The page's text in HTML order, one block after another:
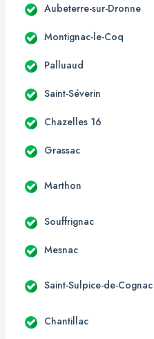
Aubeterre-sur-Dronne
Montignac-le-Coq
Palluaud
Saint-Séverin
Chazelles 16
Grassac
Marthon
Souffrignac
Mesnac
Saint-Sulpice-de-Cognac
Chantillac